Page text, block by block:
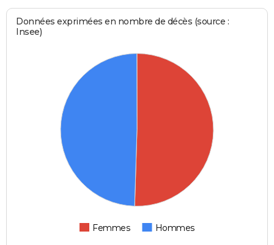
Données exprimées en nombre de décès (source :
Insee)
Femmes Hommes